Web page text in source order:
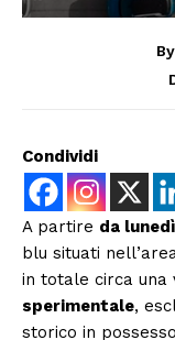
Condividi
A partire da
blu situati
in totale circa una
sperimentale,
storico in